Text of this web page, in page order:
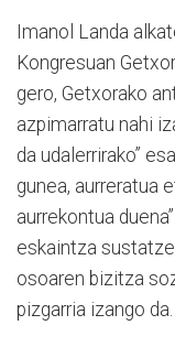
Imanol Landa
Kongresuan
gero, Getxorako
azpimarratu nahi
da udalerrirako”
gunea, aurreratua
aurrekontua
eskaintza
osoaren bizitza
pizgarria izango da.